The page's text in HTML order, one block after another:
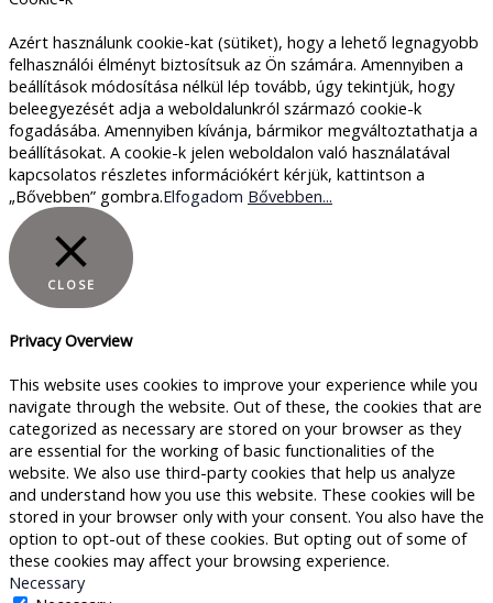
Azért használunk cookie-kat (sütiket), hogy a lehető legnagyobb
felhasználói élményt biztosítsuk az Ön számára. Amennyiben a
beállítások módosítása nélkül lép tovább, úgy tekintjük, hogy
beleegyezését adja a weboldalunkról származó cookie-k
fogadásába. Amennyiben kívánja, bármikor megváltoztathatja a
beállításokat. A cookie-k jelen weboldalon való használatával
kapcsolatos részletes információkért kérjük, kattintson a
„Bővebben” gombra.Elfogadom Bővebben...
CLOSE
Privacy Overview
This website uses cookies to improve your experience while you
navigate through the website. Out of these, the cookies that are
categorized as necessary are stored on your browser as they
are essential for the working of basic functionalities of the
website. We also use third-party cookies that help us analyze
and understand how you use this website. These cookies will be
stored in your browser only with your consent. You also have the
option to opt-out of these cookies. But opting out of some of
these cookies may affect your browsing experience.
Necessary